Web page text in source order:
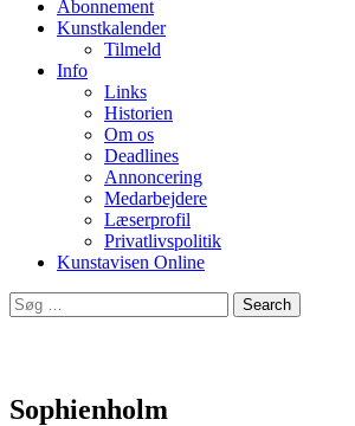
Abonnement
Kunstkalender
Tilmeld
Info
Links
Historien
Om os
Deadlines
Annoncering
Medarbejdere
Læserprofil
Privatlivspolitik
Kunstavisen Online
Search
for:
Sophienholm